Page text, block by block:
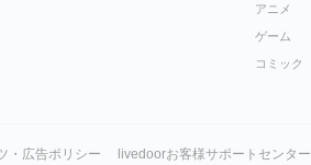
アニメ
ゲーム
コミック
・広告ポリシー livedoorお客様サポートセンター